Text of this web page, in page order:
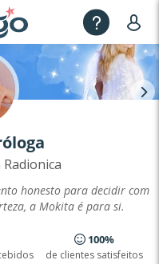
honesto para decidir com
a Mokita é para si.
100%
de clientes satisfeitos